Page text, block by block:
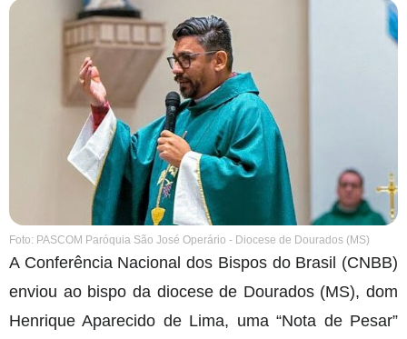
Foto: PASCOM Paróquia São José Operário - Diocese de Dourados (MS)
A Conferência Nacional dos Bispos do Brasil (CNBB)
enviou ao bispo da diocese de Dourados (MS), dom
Henrique Aparecido de Lima, uma “Nota de Pesar”